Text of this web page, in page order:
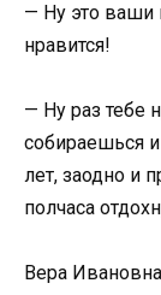
— Ну это ваши
нравится!
— Ну раз тебе
собираешься
лет, заодно и
полчаса
Вера